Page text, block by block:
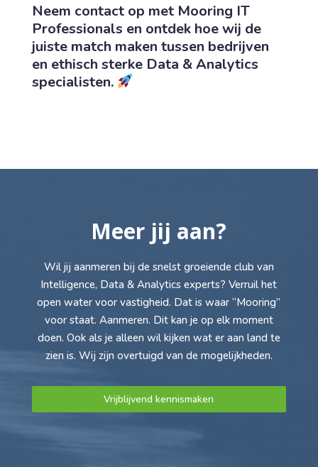
Neem contact op met Mooring IT
Professionals en ontdek hoe wij de
juiste match maken tussen bedrijven
en ethisch sterke Data & Analytics
specialisten.
Meer jij aan?
Wil jij aanmeren bij de snelst groeiende club van
Intelligence, Data & Analytics experts? Verruil het
open water voor vastigheid. Dat is waar “Mooring”
voor staat. Aanmeren. Dit kan je op elk moment
doen. Ook als je alleen wil kijken wat er aan land te
zien is. Wij zijn overtuigd van de mogelijkheden.
Vrijblijvend kennismaken